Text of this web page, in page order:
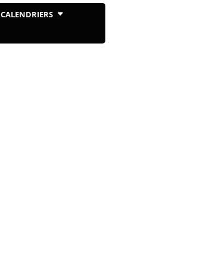
CALENDRIERS